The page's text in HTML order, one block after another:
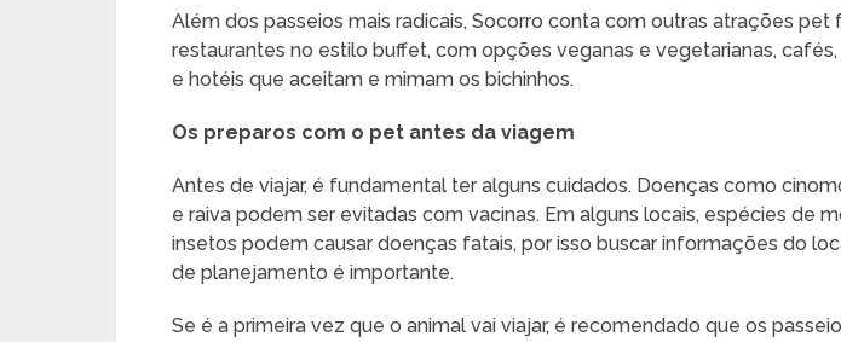
Além dos passeios mais radicais, Socorro conta com outras atrações pet
restaurantes no estilo buffet, com opções veganas e vegetarianas, cafés,
e hotéis que aceitam e mimam os bichinhos.
Os preparos com o pet antes da viagem
Antes de viajar, é fundamental ter alguns cuidados. Doenças como
e raiva podem ser evitadas com vacinas. Em alguns locais, espécies de
insetos podem causar doenças fatais, por isso buscar informações do
de planejamento é importante.
Se é a primeira vez que o animal vai viajar, é recomendado que os